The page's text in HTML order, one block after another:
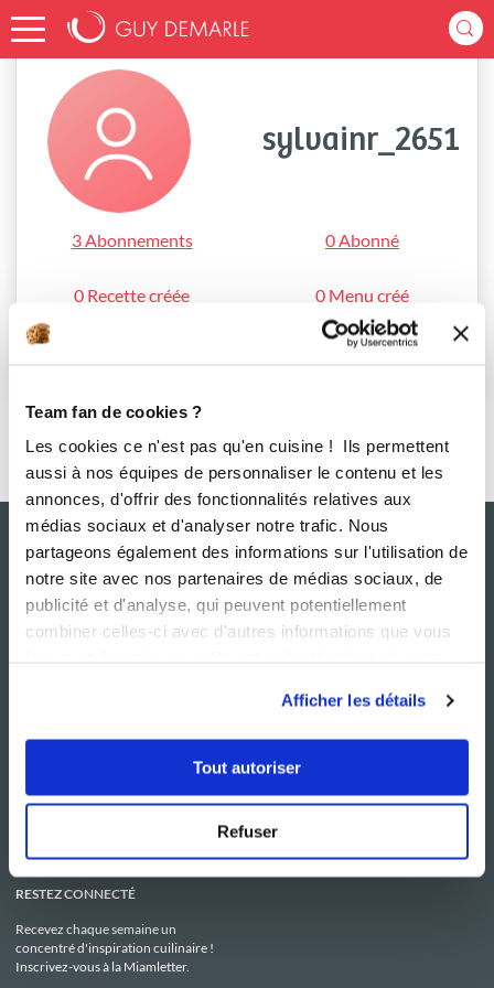
Team fan de cookies ?
Les cookies ce n'est pas qu'en cuisine ! Ils permettent
aussi à nos équipes de personnaliser le contenu et les
annonces, d'offrir des fonctionnalités relatives aux
médias sociaux et d'analyser notre trafic. Nous
partageons également des informations sur l'utilisation de
notre site avec nos partenaires de médias sociaux, de
publicité et d'analyse, qui peuvent potentiellement
combiner celles-ci avec d'autres informations que vous
Afficher les détails
Tout autoriser
Refuser
Accueil sylvainr_2651
sylvainr_2651
3 Abonnements 0 Abonné
0 Recette créée 0 Menu créé
Le Mag'
Boutique
C.G.U
Politique de confidentialité
Utilisation des Cookies
RESTEZ CONNECTÉ
Recevez chaque semaine un
concentré d'inspiration cuilinaire !
Inscrivez-vous à la Miamletter.